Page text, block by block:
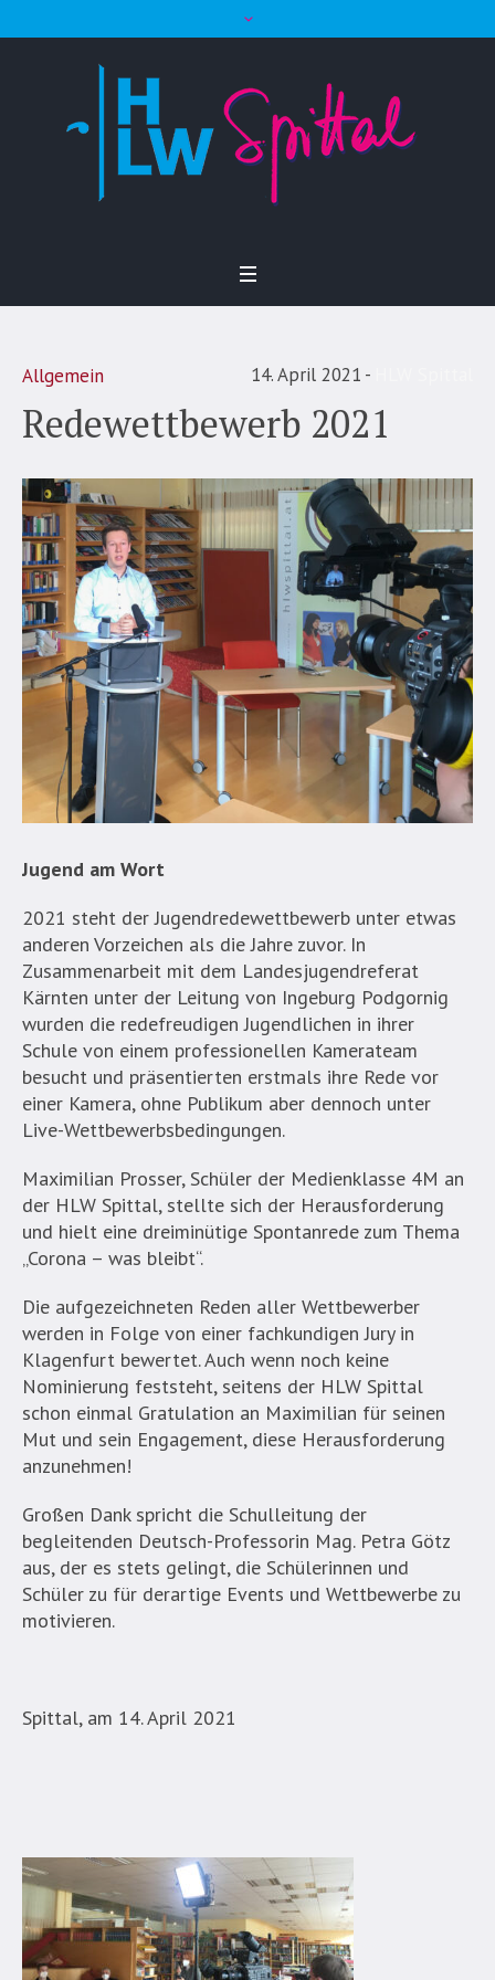
14. April 2021
Allgemein
Redewettbewerb 2021
Jugend am Wort
2021 steht der Jugendredewettbewerb unter etwas
anderen Vorzeichen als die Jahre zuvor. In
Zusammenarbeit mit dem Landesjugendreferat
Kärnten unter der Leitung von Ingeburg Podgornig
wurden die redefreudigen Jugendlichen in ihrer
Schule von einem professionellen Kamerateam
besucht und präsentierten erstmals ihre Rede vor
einer Kamera, ohne Publikum aber dennoch unter
Live-Wettbewerbsbedingungen.
Maximilian Prosser, Schüler der Medienklasse 4M an
der HLW Spittal, stellte sich der Herausforderung
und hielt eine dreiminütige Spontanrede zum Thema
„Corona – was bleibt“.
Die aufgezeichneten Reden aller Wettbewerber
werden in Folge von einer fachkundigen Jury in
Klagenfurt bewertet. Auch wenn noch keine
Nominierung feststeht, seitens der HLW Spittal
schon einmal Gratulation an Maximilian für seinen
Mut und sein Engagement, diese Herausforderung
anzunehmen!
Großen Dank spricht die Schulleitung der
begleitenden Deutsch-Professorin Mag. Petra Götz
aus, der es stets gelingt, die Schülerinnen und
Schüler zu für derartige Events und Wettbewerbe zu
motivieren.
Spittal, am 14. April 2021